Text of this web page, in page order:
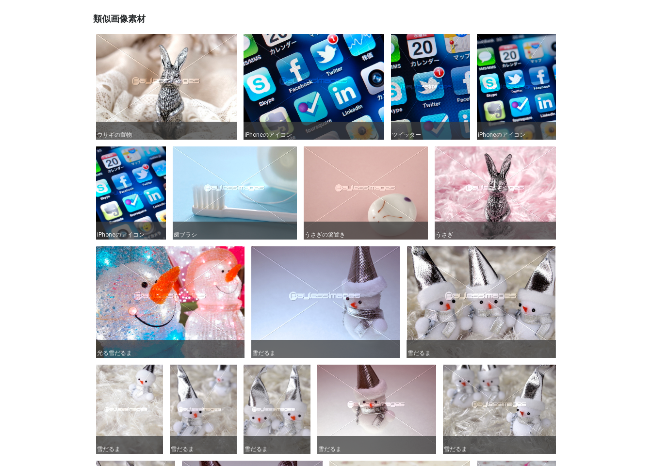
類似画像素材
ウサギの置物
ウサギの置物 iPhoneのアイコン
iPhoneのアイコン ツイッター
ツイッター iPhoneのアイコン
iPhoneのアイコン
iPhoneのアイコン
iPhoneのアイコン 歯ブラシ
歯ブラシ うさぎの箸置き
うさぎの箸置き うさぎ
うさぎ
光る雪だるま
光る雪だるま 雪だるま
雪だるま 雪だるま
雪だるま
雪だるま
雪だるま 雪だるま
雪だるま 雪だるま
雪だるま 雪だるま
雪だるま 雪だるま
雪だるま